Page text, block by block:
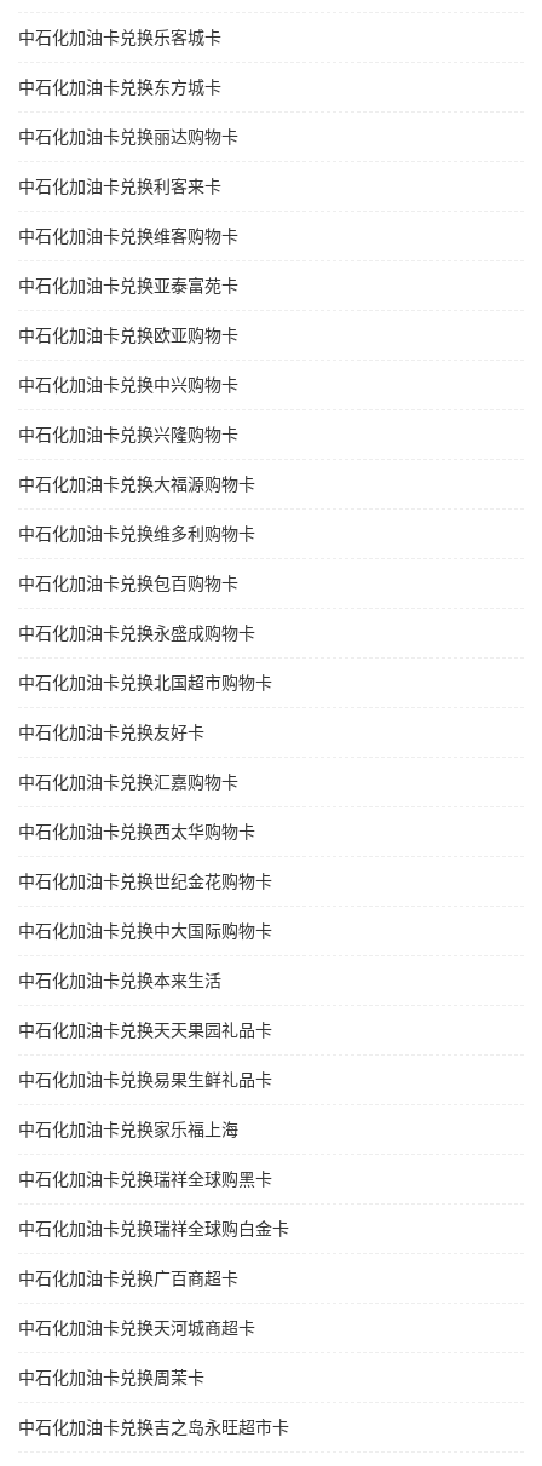
中石化加油卡兑换乐客城卡
中石化加油卡兑换东方城卡
中石化加油卡兑换丽达购物卡
中石化加油卡兑换利客来卡
中石化加油卡兑换维客购物卡
中石化加油卡兑换亚泰富苑卡
中石化加油卡兑换欧亚购物卡
中石化加油卡兑换中兴购物卡
中石化加油卡兑换兴隆购物卡
中石化加油卡兑换大福源购物卡
中石化加油卡兑换维多利购物卡
中石化加油卡兑换包百购物卡
中石化加油卡兑换永盛成购物卡
中石化加油卡兑换北国超市购物卡
中石化加油卡兑换友好卡
中石化加油卡兑换汇嘉购物卡
中石化加油卡兑换西太华购物卡
中石化加油卡兑换世纪金花购物卡
中石化加油卡兑换中大国际购物卡
中石化加油卡兑换本来生活
中石化加油卡兑换天天果园礼品卡
中石化加油卡兑换易果生鲜礼品卡
中石化加油卡兑换家乐福上海
中石化加油卡兑换瑞祥全球购黑卡
中石化加油卡兑换瑞祥全球购白金卡
中石化加油卡兑换广百商超卡
中石化加油卡兑换天河城商超卡
中石化加油卡兑换周茉卡
中石化加油卡兑换吉之岛永旺超市卡